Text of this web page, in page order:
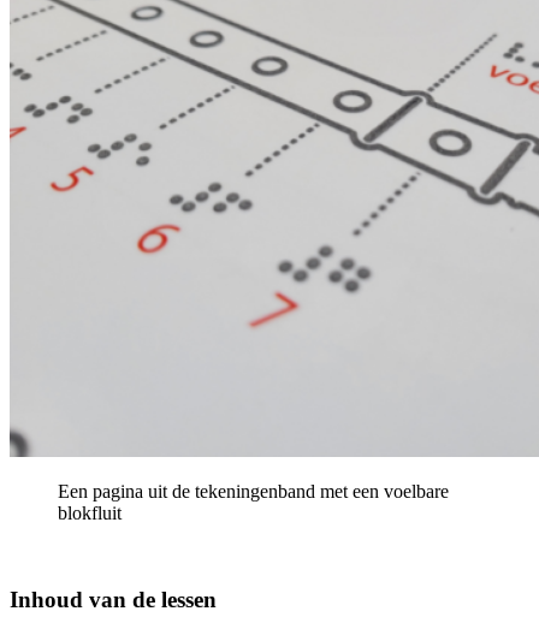
Een pagina uit de tekeningenband met een voelbare
blokfluit
Inhoud van de lessen